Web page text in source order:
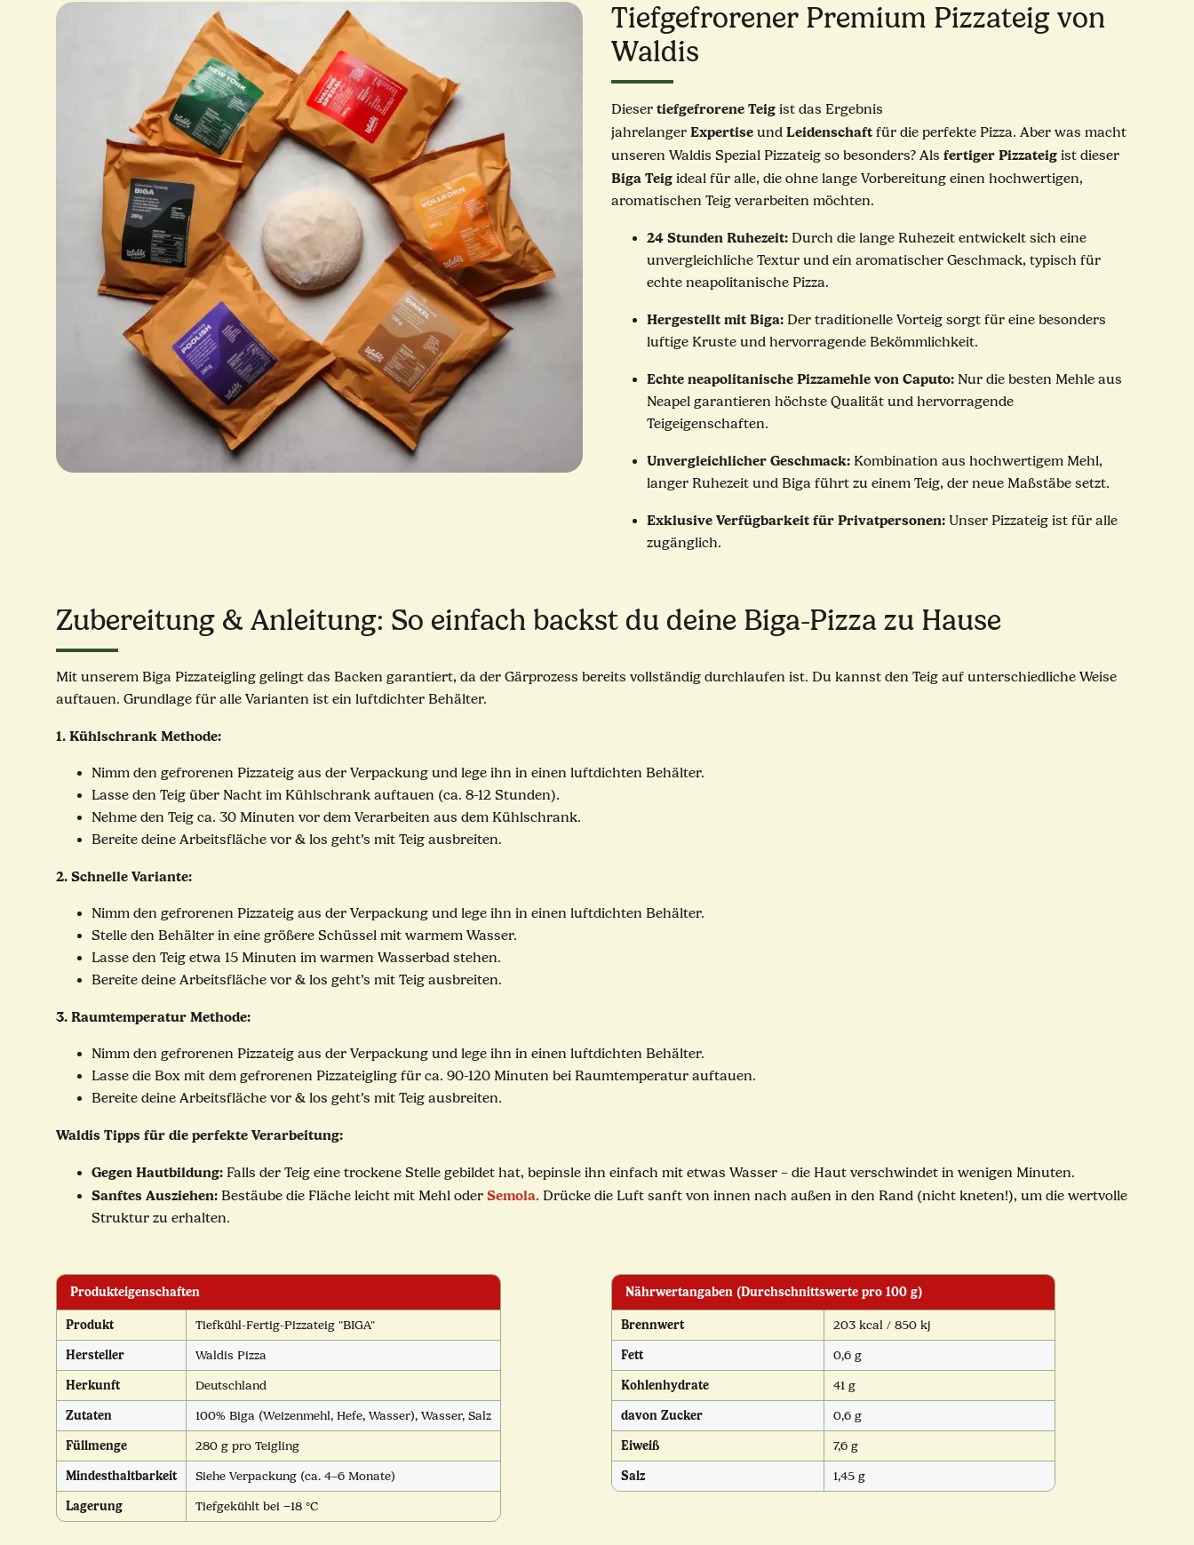
Tiefgefrorener Premium Pizzateig von
Waldis
Dieser tiefgefrorene Teig ist das Ergebnis
jahrelanger Expertise und Leidenschaft für die perfekte Pizza. Aber was macht
unseren Waldis Spezial Pizzateig so besonders? Als fertiger Pizzateig ist dieser
Biga Teig ideal für alle, die ohne lange Vorbereitung einen hochwertigen,
aromatischen Teig verarbeiten möchten.
24 Stunden Ruhezeit: Durch die lange Ruhezeit entwickelt sich eine
unvergleichliche Textur und ein aromatischer Geschmack, typisch für
echte neapolitanische Pizza.
Hergestellt mit Biga: Der traditionelle Vorteig sorgt für eine besonders
luftige Kruste und hervorragende Bekömmlichkeit.
Echte neapolitanische Pizzamehle von Caputo: Nur die besten Mehle aus
Neapel garantieren höchste Qualität und hervorragende
Teigeigenschaften.
Unvergleichlicher Geschmack: Kombination aus hochwertigem Mehl,
langer Ruhezeit und Biga führt zu einem Teig, der neue Maßstäbe setzt.
Exklusive Verfügbarkeit für Privatpersonen: Unser Pizzateig ist für alle
zugänglich.
Zubereitung & Anleitung: So einfach backst du deine Biga-Pizza zu Hause
Mit unserem Biga Pizzateigling gelingt das Backen garantiert, da der Gärprozess bereits vollständig durchlaufen ist. Du kannst den Teig auf unterschiedliche Weise
auftauen. Grundlage für alle Varianten ist ein luftdichter Behälter.
1. Kühlschrank Methode:
Nimm den gefrorenen Pizzateig aus der Verpackung und lege ihn in einen luftdichten Behälter.
Lasse den Teig über Nacht im Kühlschrank auftauen (ca. 8-12 Stunden).
Nehme den Teig ca. 30 Minuten vor dem Verarbeiten aus dem Kühlschrank.
Bereite deine Arbeitsfläche vor & los geht’s mit Teig ausbreiten.
2. Schnelle Variante:
Nimm den gefrorenen Pizzateig aus der Verpackung und lege ihn in einen luftdichten Behälter.
Stelle den Behälter in eine größere Schüssel mit warmem Wasser.
Lasse den Teig etwa 15 Minuten im warmen Wasserbad stehen.
Bereite deine Arbeitsfläche vor & los geht’s mit Teig ausbreiten.
3. Raumtemperatur Methode:
Nimm den gefrorenen Pizzateig aus der Verpackung und lege ihn in einen luftdichten Behälter.
Lasse die Box mit dem gefrorenen Pizzateigling für ca. 90-120 Minuten bei Raumtemperatur auftauen.
Bereite deine Arbeitsfläche vor & los geht’s mit Teig ausbreiten.
Waldis Tipps für die perfekte Verarbeitung:
Gegen Hautbildung: Falls der Teig eine trockene Stelle gebildet hat, bepinsle ihn einfach mit etwas Wasser – die Haut verschwindet in wenigen Minuten.
Sanftes Ausziehen: Bestäube die Fläche leicht mit Mehl oder Semola. Drücke die Luft sanft von innen nach außen in den Rand (nicht kneten!), um die wertvolle
Struktur zu erhalten.
Produkteigenschaften
Produkt
Tiefkühl-Fertig-Pizzateig "BIGA"
Hersteller
Waldis Pizza
Herkunft
Deutschland
Zutaten
100% Biga (Weizenmehl, Hefe, Wasser), Wasser, Salz
Füllmenge
280 g pro Teigling
Mindesthaltbarkeit
Siehe Verpackung (ca. 4–6 Monate)
Lagerung
Tiefgekühlt bei −18 °C
Nährwertangaben (Durchschnittswerte pro 100 g)
Brennwert
203 kcal / 850 kj
Fett
0,6 g
Kohlenhydrate
41 g
davon Zucker
0,6 g
Eiweiß
7,6 g
Salz
1,45 g